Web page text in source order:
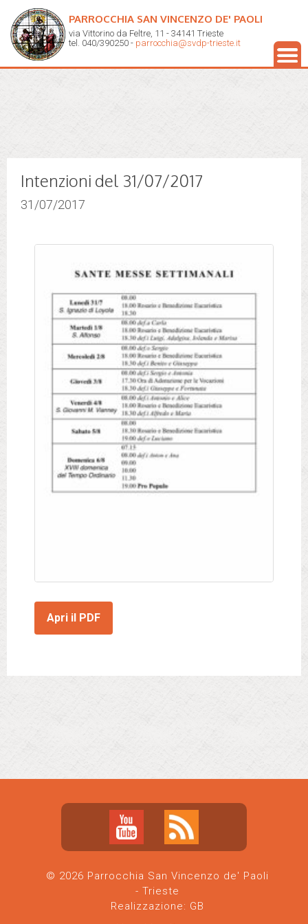
PARROCCHIA SAN VINCENZO DE' PAOLI
via Vittorino da Feltre, 11 - 34141 Trieste
tel. 040/390250 - parrocchia@svdp-trieste.it
Intenzioni del 31/07/2017
31/07/2017
Apri il PDF
© 2026 Parrocchia San Vincenzo de' Paoli
- Trieste
Realizzazione: GB